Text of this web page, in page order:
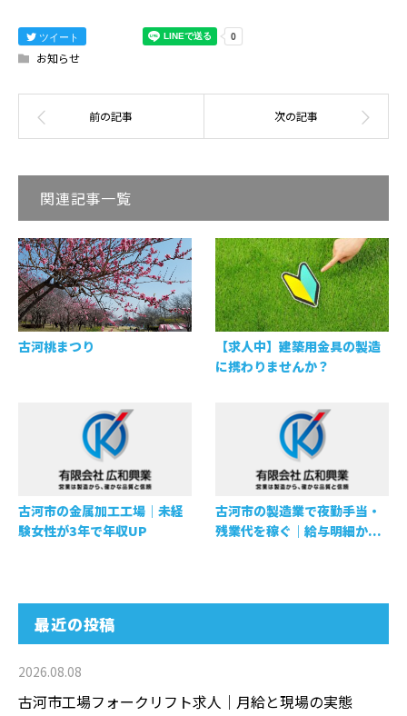
ツイート
お知らせ
関連記事一覧
古河桃まつり
【求人中】建築用金具の製造
に携わりませんか？
古河市の金属加工工場｜未経
験女性が3年で年収UP
古河市の製造業で夜勤手当・
残業代を稼ぐ｜給与明細か...
最近の投稿
2026.08.08
古河市工場フォークリフト求人｜月給と現場の実態